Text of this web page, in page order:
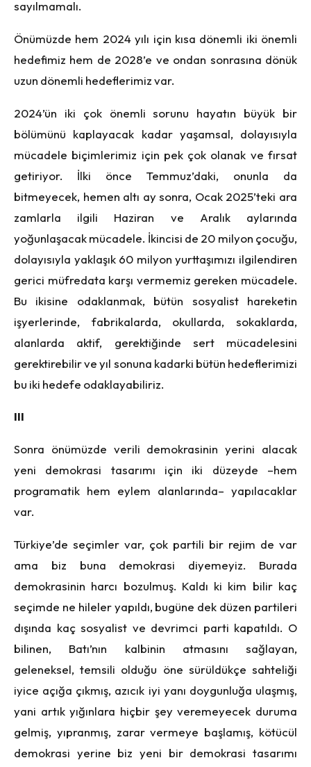
sayılmamalı.
Önümüzde hem 2024 yılı için kısa dönemli iki önemli
hedefimiz hem de 2028’e ve ondan sonrasına dönük
uzun dönemli hedeflerimiz var.
2024’ün iki çok önemli sorunu hayatın büyük bir
bölümünü kaplayacak kadar yaşamsal, dolayısıyla
mücadele biçimlerimiz için pek çok olanak ve fırsat
getiriyor. İlki önce Temmuz’daki, onunla da
bitmeyecek, hemen altı ay sonra, Ocak 2025’teki ara
zamlarla ilgili Haziran ve Aralık aylarında
yoğunlaşacak mücadele. İkincisi de 20 milyon çocuğu,
dolayısıyla yaklaşık 60 milyon yurttaşımızı ilgilendiren
gerici müfredata karşı vermemiz gereken mücadele.
Bu ikisine odaklanmak, bütün sosyalist hareketin
işyerlerinde, fabrikalarda, okullarda, sokaklarda,
alanlarda aktif, gerektiğinde sert mücadelesini
gerektirebilir ve yıl sonuna kadarki bütün hedeflerimizi
bu iki hedefe odaklayabiliriz.
III
Sonra önümüzde verili demokrasinin yerini alacak
yeni demokrasi tasarımı için iki düzeyde –hem
programatik hem eylem alanlarında– yapılacaklar
var.
Türkiye’de seçimler var, çok partili bir rejim de var
ama biz buna demokrasi diyemeyiz. Burada
demokrasinin harcı bozulmuş. Kaldı ki kim bilir kaç
seçimde ne hileler yapıldı, bugüne dek düzen partileri
dışında kaç sosyalist ve devrimci parti kapatıldı. O
bilinen, Batı’nın kalbinin atmasını sağlayan,
geleneksel, temsili olduğu öne sürüldükçe sahteliği
iyice açığa çıkmış, azıcık iyi yanı doygunluğa ulaşmış,
yani artık yığınlara hiçbir şey veremeyecek duruma
gelmiş, yıpranmış, zarar vermeye başlamış, kötücül
demokrasi yerine biz yeni bir demokrasi tasarımı